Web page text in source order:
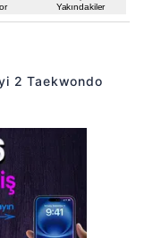
Yakındakiler
2 Taekwondo